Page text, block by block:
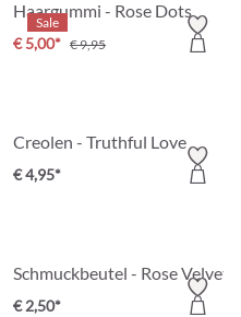
Sale
Haargummi - Rose Dots
€ 5,00* € 9,95
Creolen - Truthful Love
€ 4,95*
Schmuckbeutel - Rose Velvet
€ 2,50*